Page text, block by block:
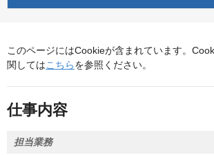
このページにはCookieが含まれています。
関してはこちらを参照ください。
仕事内容
担当業務